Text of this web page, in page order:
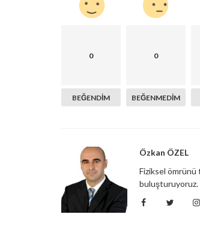
0
BEĞENDIM
0
BEĞENMEDIM
Özkan ÖZEL
Fiziksel ömrünü
buluşturuyoruz.